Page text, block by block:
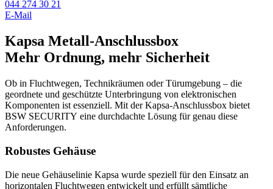
044 274 30 21
E-Mail
Kapsa Metall-Anschlussbox
Mehr Ordnung, mehr Sicherheit
Ob in Fluchtwegen, Technikräumen oder Türumgebung – die
geordnete und geschützte Unterbringung von elektronischen
Komponenten ist essenziell. Mit der Kapsa-Anschlussbox bietet
BSW SECURITY eine durchdachte Lösung für genau diese
Anforderungen.
Robustes Gehäuse
Die neue Gehäuselinie Kapsa wurde speziell für den Einsatz an
horizontalen Fluchtwegen entwickelt und erfüllt sämtliche